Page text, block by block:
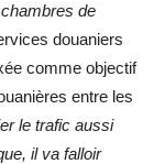
de
douaniers
comme objectif
entre les
le trafic aussi
il va falloir